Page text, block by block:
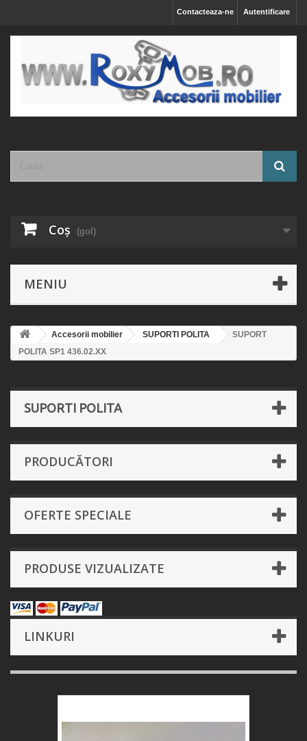
Autentificare
Contacteaza-ne
Coş (gol)
MENIU
Accesorii mobilier SUPORTI POLITA
SUPORT
POLITA SP1 436.02.XX
SUPORTI POLITA
PRODUCĂTORI
OFERTE SPECIALE
PRODUSE VIZUALIZATE
LINKURI